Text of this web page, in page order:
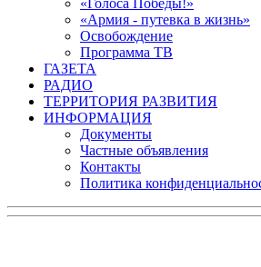
«Голоса Победы!»
«Армия - путевка в жизнь»
Освобождение
Программа ТВ
ГАЗЕТА
РАДИО
ТЕРРИТОРИЯ РАЗВИТИЯ
ИНФОРМАЦИЯ
Документы
Частные объявления
Контакты
Политика